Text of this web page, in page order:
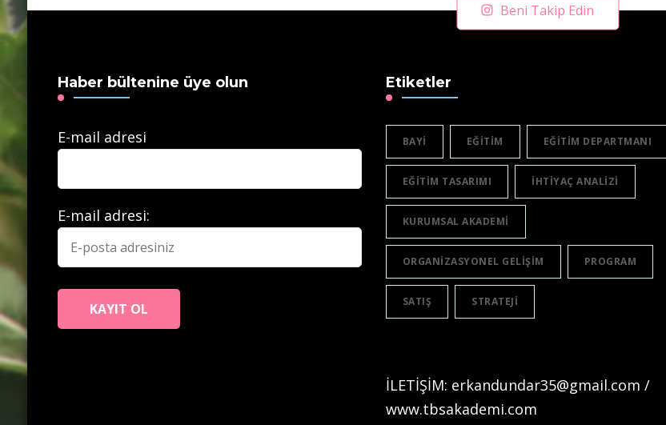
Beni Takip Edin
Haber bültenine üye olun
E-mail adresi
E-mail adresi:
Etiketler
BAYI EĞITIM EĞITIM DEPARTMANI
EĞITIM TASARIMI IHTIYAÇ ANALIZI
KURUMSAL AKADEMI
ORGANIZASYONEL GELIŞIM PROGRAM
SATIŞ STRATEJI
İLETİŞİM: erkandundar35@gmail.com /
www.tbsakademi.com